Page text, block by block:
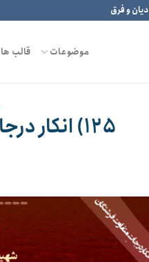
و فرق
موضوعات قالب ها
۱۲۵) انکار درجاتِ متفاوت فرشتگان